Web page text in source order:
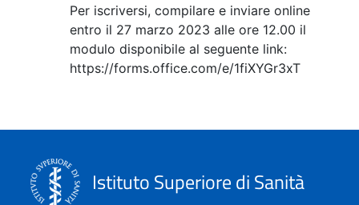
Per iscriversi, compilare e inviare online
entro il 27 marzo 2023 alle ore 12.00 il
modulo disponibile al seguente link:
https://forms.office.com/e/1fiXYGr3xT
Istituto Superiore di Sanità